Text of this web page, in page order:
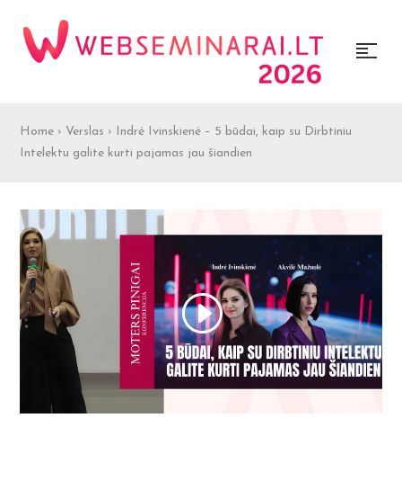
Home › Verslas › Indrė Ivinskienė – 5 būdai, kaip su Dirbtiniu
Intelektu galite kurti pajamas jau šiandien